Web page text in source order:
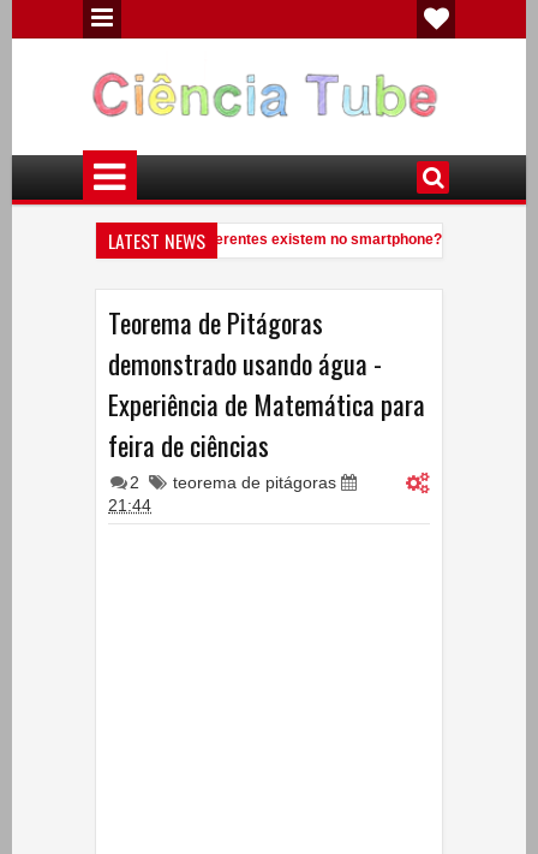
LATEST NEWS
elementos químicos diferentes existem no smartphone?
Teorema de Pitágoras
demonstrado usando água -
Experiência de Matemática para
feira de ciências
2
teorema de pitágoras
21:44